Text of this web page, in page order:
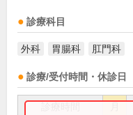
診療科目
外科 胃腸科 肛門科
診療/受付時間・休診日